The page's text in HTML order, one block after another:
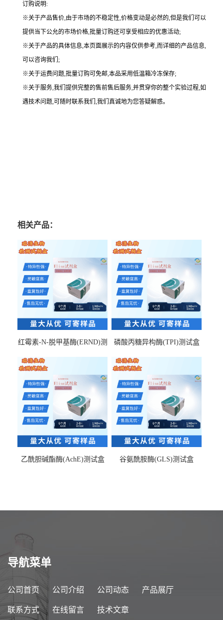
订购说明:
※关于产品售价,由于市场的不稳定性,价格变动是必然的,但是我们可以
提供当下公允的市场价格,批量订购还可享受相应的优惠活动;
※关于产品的具体信息,本页面展示的内容仅供参考,而详细的产品信息,
可以咨询我们;
※关于运费问题,批量订购可免邮,本品采用低温箱冷冻保存;
※关于服务,我们提供完整的售前售后服务,并贯穿你的整个实验过程,如
遇技术问题,可随时联系我们,我们真诚地为您答疑解惑。
相关产品：
红霉素-N-脱甲基酶(ERND)测
磷酸丙糖异构酶(TPI)测试盒
乙酰胆碱酯酶(AchE)测试盒 谷氨酰胺酶(GLS)测试盒
导航菜单
公司首页 公司介绍 公司动态 产品展厅
联系方式 在线留言 技术文章